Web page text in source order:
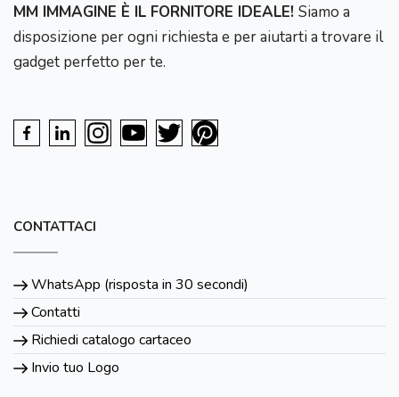
MM IMMAGINE È IL FORNITORE IDEALE! Siamo a
disposizione per ogni richiesta e per aiutarti a trovare il
gadget perfetto per te.
CONTATTACI
WhatsApp (risposta in 30 secondi)
Contatti
Richiedi catalogo cartaceo
Invio tuo Logo